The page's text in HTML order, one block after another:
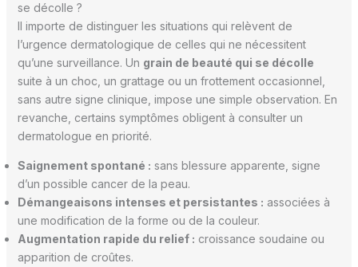
se décolle ?
Il importe de distinguer les situations qui relèvent de
l’urgence dermatologique de celles qui ne nécessitent
qu’une surveillance. Un grain de beauté qui se décolle
suite à un choc, un grattage ou un frottement occasionnel,
sans autre signe clinique, impose une simple observation. En
revanche, certains symptômes obligent à consulter un
dermatologue en priorité.
Saignement spontané : sans blessure apparente, signe
d’un possible cancer de la peau.
Démangeaisons intenses et persistantes : associées à
une modification de la forme ou de la couleur.
Augmentation rapide du relief : croissance soudaine ou
apparition de croûtes.